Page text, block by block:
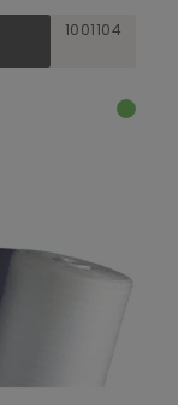
1001104